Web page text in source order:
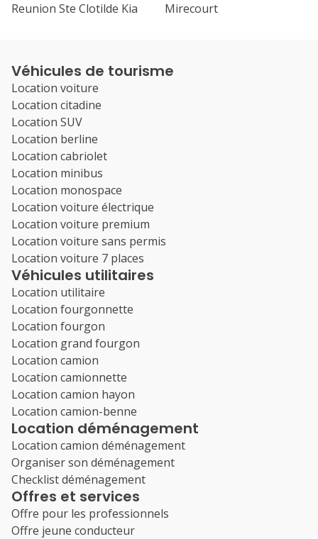
Reunion Ste Clotilde Kia
Mirecourt
Véhicules de tourisme
Location voiture
Location citadine
Location SUV
Location berline
Location cabriolet
Location minibus
Location monospace
Location voiture électrique
Location voiture premium
Location voiture sans permis
Location voiture 7 places
Véhicules utilitaires
Location utilitaire
Location fourgonnette
Location fourgon
Location grand fourgon
Location camion
Location camionnette
Location camion hayon
Location camion-benne
Location déménagement
Location camion déménagement
Organiser son déménagement
Checklist déménagement
Offres et services
Offre pour les professionnels
Offre jeune conducteur